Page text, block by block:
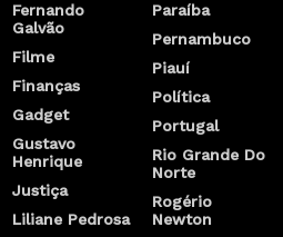
Fernando
Galvão
Filme
Finanças
Gadget
Gustavo
Henrique
Justiça
Liliane Pedrosa
Paraíba
Pernambuco
Piauí
Política
Portugal
Rio Grande Do
Norte
Rogério
Newton